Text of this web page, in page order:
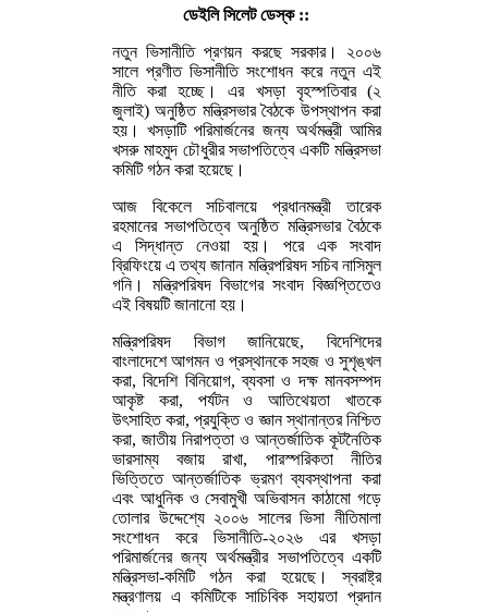
ডেইলি সিলেট ডেস্ক ::
নতুন ভিসানীতি প্রণয়ন করছে সরকার। ২০০৬
সালে প্রণীত ভিসানীতি সংশোধন করে নতুন এই
নীতি করা হচ্ছে। এর খসড়া বৃহস্পতিবার (২
জুলাই) অনুষ্ঠিত মন্ত্রিসভার বৈঠকে উপস্থাপন করা
হয়। খসড়াটি পরিমার্জনের জন্য অর্থমন্ত্রী আমির
খসরু মাহমুদ চৌধুরীর সভাপতিত্বে একটি মন্ত্রিসভা
কমিটি গঠন করা হয়েছে।
আজ বিকেলে সচিবালয়ে প্রধানমন্ত্রী তারেক
রহমানের সভাপতিত্বে অনুষ্ঠিত মন্ত্রিসভার বৈঠকে
এ সিদ্ধান্ত নেওয়া হয়। পরে এক সংবাদ
ব্রিফিংয়ে এ তথ্য জানান মন্ত্রিপরিষদ সচিব নাসিমুল
গনি। মন্ত্রিপরিষদ বিভাগের সংবাদ বিজ্ঞপ্তিতেও
এই বিষয়টি জানানো হয়।
মন্ত্রিপরিষদ বিভাগ জানিয়েছে, বিদেশিদের
বাংলাদেশে আগমন ও প্রস্থানকে সহজ ও সুশৃঙ্খল
করা, বিদেশি বিনিয়োগ, ব্যবসা ও দক্ষ মানবসম্পদ
আকৃষ্ট করা, পর্যটন ও আতিথেয়তা খাতকে
উৎসাহিত করা, প্রযুক্তি ও জ্ঞান স্থানান্তর নিশ্চিত
করা, জাতীয় নিরাপত্তা ও আন্তর্জাতিক কূটনৈতিক
ভারসাম্য বজায় রাখা, পারস্পরিকতা নীতির
ভিত্তিতে আন্তর্জাতিক ভ্রমণ ব্যবস্থাপনা করা
এবং আধুনিক ও সেবামুখী অভিবাসন কাঠামো গড়ে
তোলার উদ্দেশ্যে ২০০৬ সালের ভিসা নীতিমালা
সংশোধন করে ভিসানীতি-২০২৬ এর খসড়া
পরিমার্জনের জন্য অর্থমন্ত্রীর সভাপতিত্বে একটি
মন্ত্রিসভা-কমিটি গঠন করা হয়েছে। স্বরাষ্ট্র
মন্ত্রণালয় এ কমিটিকে সাচিবিক সহায়তা প্রদান